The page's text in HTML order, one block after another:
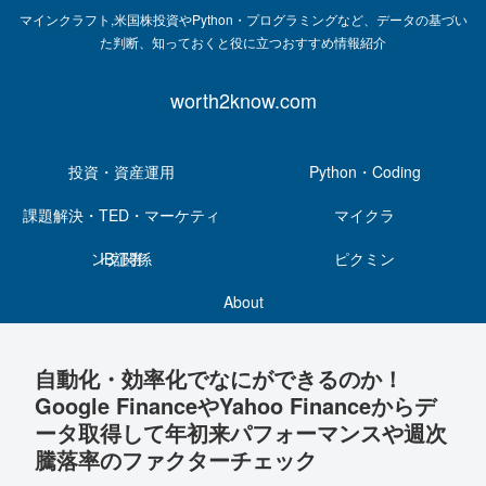
マインクラフト,米国株投資やPython・プログラミングなど、データの基づい
た判断、知っておくと役に立つおすすめ情報紹介
worth2know.com
投資・資産運用
Python・Coding
課題解決・TED・マーケティ
ング関係
マイクラ
IB証券
ピクミン
About
自動化・効率化でなにができるのか！
Google FinanceやYahoo Financeからデ
ータ取得して年初来パフォーマンスや週次
騰落率のファクターチェック